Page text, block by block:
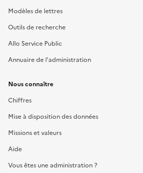
Modèles de lettres
Outils de recherche
Allo Service Public
Annuaire de l'administration
Nous connaître
Chiffres
Mise à disposition des données
Missions et valeurs
Aide
Vous êtes une administration ?